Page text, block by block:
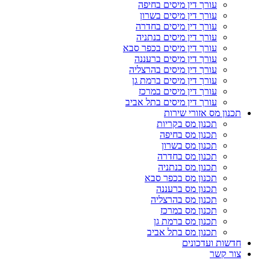
עורך דין מיסים בחיפה
עורך דין מיסים בשרון
עורך דין מיסים בחדרה
עורך דין מיסים בנתניה
עורך דין מיסים בכפר סבא
עורך דין מיסים ברעננה
עורך דין מיסים בהרצליה
עורך דין מיסים ברמת גן
עורך דין מיסים במרכז
עורך דין מיסים בתל אביב
תכנון מס אזורי שירות
תכנון מס בקריות
תכנון מס בחיפה
תכנון מס בשרון
תכנון מס בחדרה
תכנון מס בנתניה
תכנון מס בכפר סבא
תכנון מס ברעננה
תכנון מס בהרצליה
תכנון מס במרכז
תכנון מס ברמת גן
תכנון מס בתל אביב
חדשות ועדכונים
צור קשר